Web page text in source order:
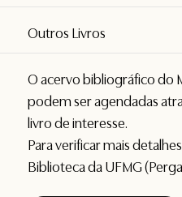
Outros Livros
O acervo bibliográfico do
podem ser agendadas
livro de interesse.
Para verificar mais
Biblioteca da UFMG